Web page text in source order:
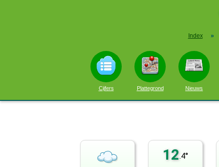
Index »
Cijfers Plattegrond Nieuws
12.4°